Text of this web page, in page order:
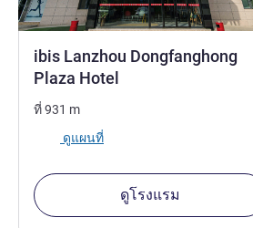
ibis Lanzhou Dongfanghong
Plaza Hotel
ที่931 m
ดูแผนที่
ดูโรงแรม